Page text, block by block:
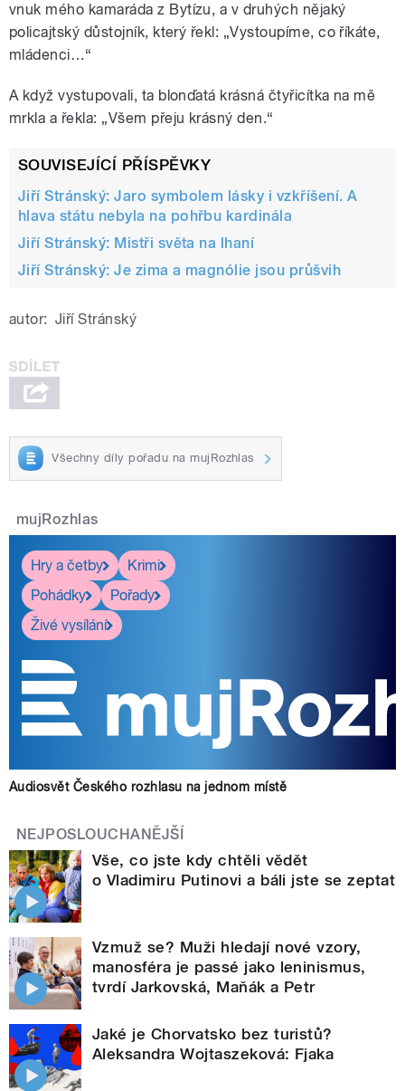
vnuk mého kamaráda z Bytízu, a v druhých nějaký
policajtský důstojník, který řekl: „Vystoupíme, co říkáte,
mládenci…“
A když vystupovali, ta blonďatá krásná čtyřicítka na mě
mrkla a řekla: „Všem přeju krásný den.“
SOUVISEJÍCÍ PŘÍSPĚVKY
Jiří Stránský: Jaro symbolem lásky i vzkříšení. A
hlava státu nebyla na pohřbu kardinála
Jiří Stránský: Mistři světa na lhaní
Jiří Stránský: Je zima a magnólie jsou průšvih
autor: Jiří Stránský
Všechny díly pořadu na mujRozhlas
mujRozhlas
Hry a četby
Krimi
Pohádky
Pořady
Živé vysílání
Audiosvět Českého rozhlasu na jednom místě
NEJPOSLOUCHANĚJŠÍ
Vše, co jste kdy chtěli vědět
o Vladimiru Putinovi a báli jste se zeptat
Vzmuž se? Muži hledají nové vzory,
manosféra je passé jako leninismus,
tvrdí Jarkovská, Maňák a Petr
Jaké je Chorvatsko bez turistů?
Aleksandra Wojtaszeková: Fjaka